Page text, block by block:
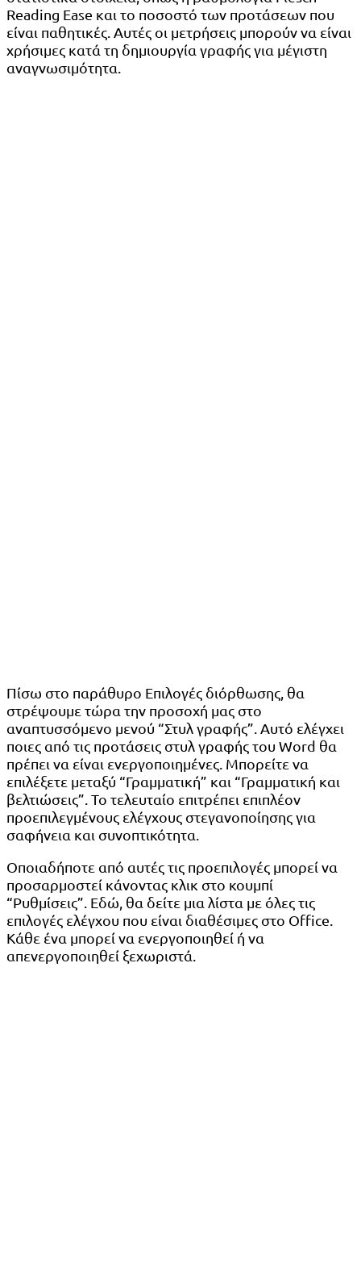
Reading Ease και το ποσοστό των προτάσεων που
είναι παθητικές. Αυτές οι μετρήσεις μπορούν να είναι
χρήσιμες κατά τη δημιουργία γραφής για μέγιστη
αναγνωσιμότητα.
Πίσω στο παράθυρο Επιλογές διόρθωσης, θα
στρέψουμε τώρα την προσοχή μας στο
αναπτυσσόμενο μενού “Στυλ γραφής”. Αυτό ελέγχει
ποιες από τις προτάσεις στυλ γραφής του Word θα
πρέπει να είναι ενεργοποιημένες. Μπορείτε να
επιλέξετε μεταξύ “Γραμματική” και “Γραμματική και
βελτιώσεις”. Το τελευταίο επιτρέπει επιπλέον
προεπιλεγμένους ελέγχους στεγανοποίησης για
σαφήνεια και συνοπτικότητα.
Οποιαδήποτε από αυτές τις προεπιλογές μπορεί να
προσαρμοστεί κάνοντας κλικ στο κουμπί
“Ρυθμίσεις”. Εδώ, θα δείτε μια λίστα με όλες τις
επιλογές ελέγχου που είναι διαθέσιμες στο Office.
Κάθε ένα μπορεί να ενεργοποιηθεί ή να
απενεργοποιηθεί ξεχωριστά.